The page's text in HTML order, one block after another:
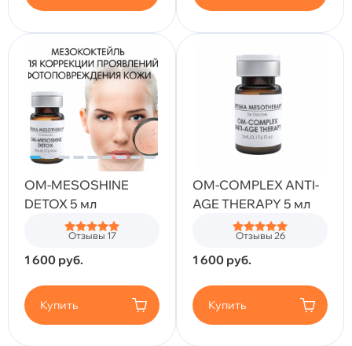
OM-MESOSHINE
DETOX 5 мл
Отзывы 17
1 600 руб.
Купить
OM-COMPLEX ANTI-
AGE THERAPY 5 мл
Отзывы 26
1 600 руб.
Купить